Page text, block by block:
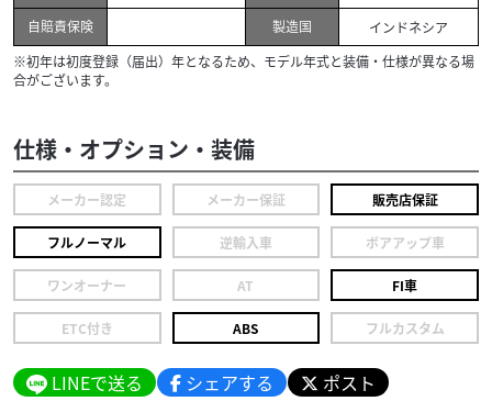
自賠責保険
製造国
インドネシア
※初年は初度登録（届出）年となるため、モデル年式と装備・仕様が異なる場
合がございます。
仕様・オプション・装備
メーカー認定 メーカー保証 販売店保証
フルノーマル 逆輸入車 ボアアップ車
ワンオーナー AT FI車
ETC付き ABS フルカスタム
LINEで送る シェアする ポスト